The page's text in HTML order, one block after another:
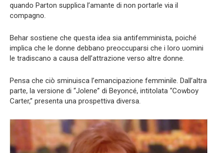
quando Parton supplica l’amante di non portarle via il
compagno.
Behar sostiene che questa idea sia antifemminista, poiché
implica che le donne debbano preoccuparsi che i loro uomini
le tradiscano a causa dell’attrazione verso altre donne.
Pensa che ciò sminuisca l’emancipazione femminile. Dall’altra
parte, la versione di “Jolene” di Beyoncé, intitolata “Cowboy
Carter,” presenta una prospettiva diversa.